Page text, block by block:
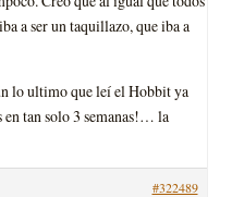
a ser un taquillazo, que iba a
lo ultimo que leí el Hobbit ya
en tan solo 3 semanas!… la
#322489